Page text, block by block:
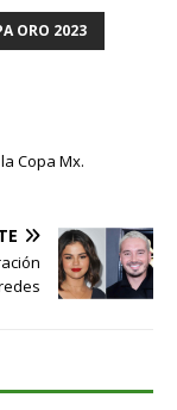
ORO 2023
Copa Mx.